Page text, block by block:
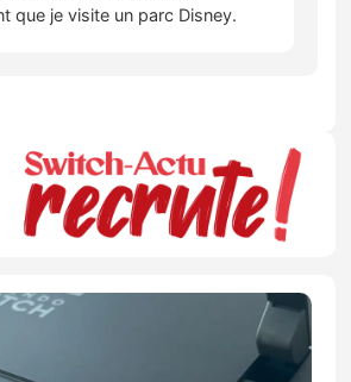
que je visite un parc Disney.